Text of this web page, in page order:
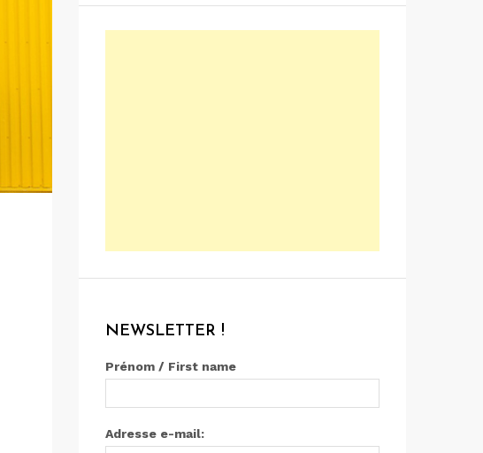
NEWSLETTER !
Prénom / First name
Adresse e-mail: